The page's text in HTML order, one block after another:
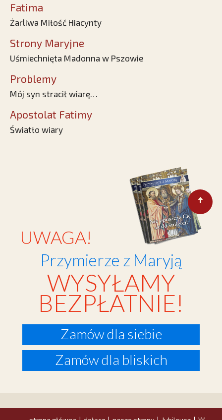
Fatima
Żarliwa Miłość Hiacynty
Strony Maryjne
Uśmiechnięta Madonna w Pszowie
Problemy
Mój syn stracił wiarę…
Apostolat Fatimy
Światło wiary
UWAGA!
Przymierze z Maryją
WYSYŁAMY
BEZPŁATNIE!
Zamów dla siebie
Zamów dla bliskich